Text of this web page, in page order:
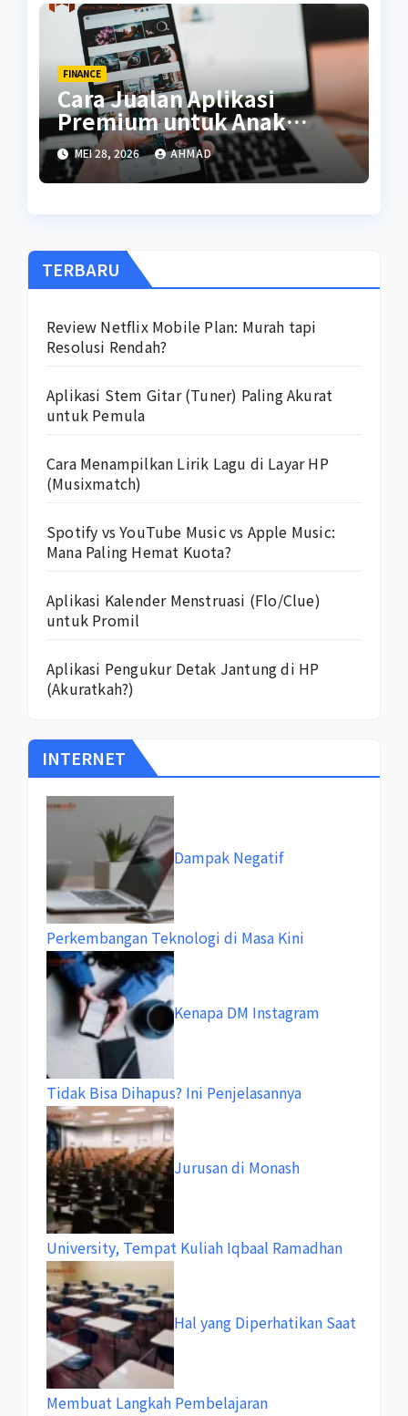
FINANCE
Cara Jualan Aplikasi
Premium untuk Anak
Kuliah
MEI 28, 2026 AHMAD
TERBARU
Review Netflix Mobile Plan: Murah tapi
Resolusi Rendah?
Aplikasi Stem Gitar (Tuner) Paling Akurat
untuk Pemula
Cara Menampilkan Lirik Lagu di Layar HP
(Musixmatch)
Spotify vs YouTube Music vs Apple Music:
Mana Paling Hemat Kuota?
Aplikasi Kalender Menstruasi (Flo/Clue)
untuk Promil
Aplikasi Pengukur Detak Jantung di HP
(Akuratkah?)
INTERNET
Dampak Negatif
Perkembangan Teknologi di Masa Kini
Kenapa DM Instagram
Tidak Bisa Dihapus? Ini Penjelasannya
Jurusan di Monash
University, Tempat Kuliah Iqbaal Ramadhan
Hal yang Diperhatikan Saat
Membuat Langkah Pembelajaran